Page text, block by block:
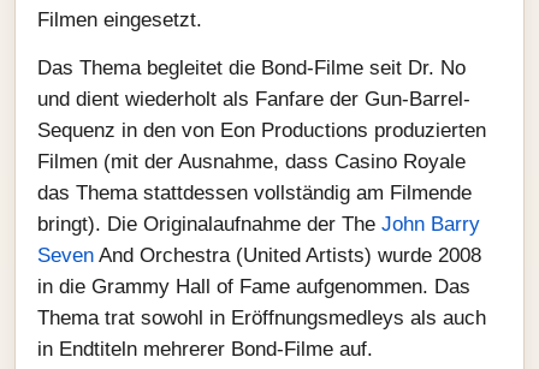
Filmen eingesetzt.
Das Thema begleitet die Bond-Filme seit Dr. No
und dient wiederholt als Fanfare der Gun-Barrel-
Sequenz in den von Eon Productions produzierten
Filmen (mit der Ausnahme, dass Casino Royale
das Thema stattdessen vollständig am Filmende
bringt). Die Originalaufnahme der The John Barry
Seven And Orchestra (United Artists) wurde 2008
in die Grammy Hall of Fame aufgenommen. Das
Thema trat sowohl in Eröffnungsmedleys als auch
in Endtiteln mehrerer Bond-Filme auf.